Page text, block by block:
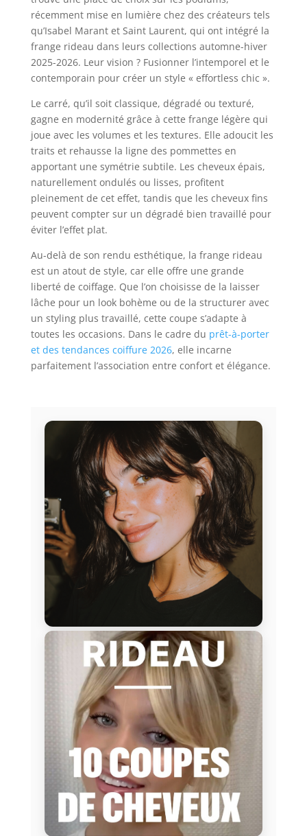
récemment mise en lumière chez des créateurs tels
qu’Isabel Marant et Saint Laurent, qui ont intégré la
frange rideau dans leurs collections automne-hiver
2025-2026. Leur vision ? Fusionner l’intemporel et le
contemporain pour créer un style « effortless chic ».
Le carré, qu’il soit classique, dégradé ou texturé,
gagne en modernité grâce à cette frange légère qui
joue avec les volumes et les textures. Elle adoucit les
traits et rehausse la ligne des pommettes en
apportant une symétrie subtile. Les cheveux épais,
naturellement ondulés ou lisses, profitent
pleinement de cet effet, tandis que les cheveux fins
peuvent compter sur un dégradé bien travaillé pour
éviter l’effet plat.
Au-delà de son rendu esthétique, la frange rideau
est un atout de style, car elle offre une grande
liberté de coiffage. Que l’on choisisse de la laisser
lâche pour un look bohème ou de la structurer avec
un styling plus travaillé, cette coupe s’adapte à
toutes les occasions. Dans le cadre du prêt-à-porter
et des tendances coiffure 2026, elle incarne
parfaitement l’association entre confort et élégance.